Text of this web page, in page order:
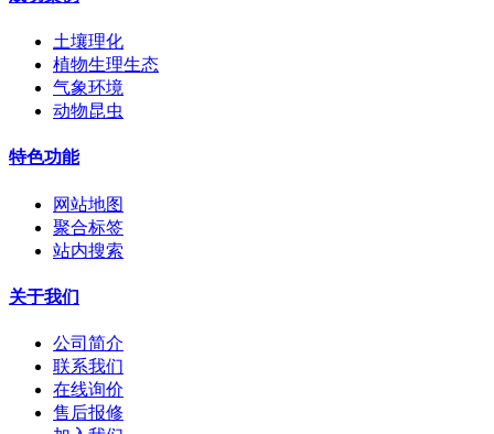
土壤理化
植物生理生态
气象环境
动物昆虫
特色功能
网站地图
聚合标签
站内搜索
关于我们
公司简介
联系我们
在线询价
售后报修